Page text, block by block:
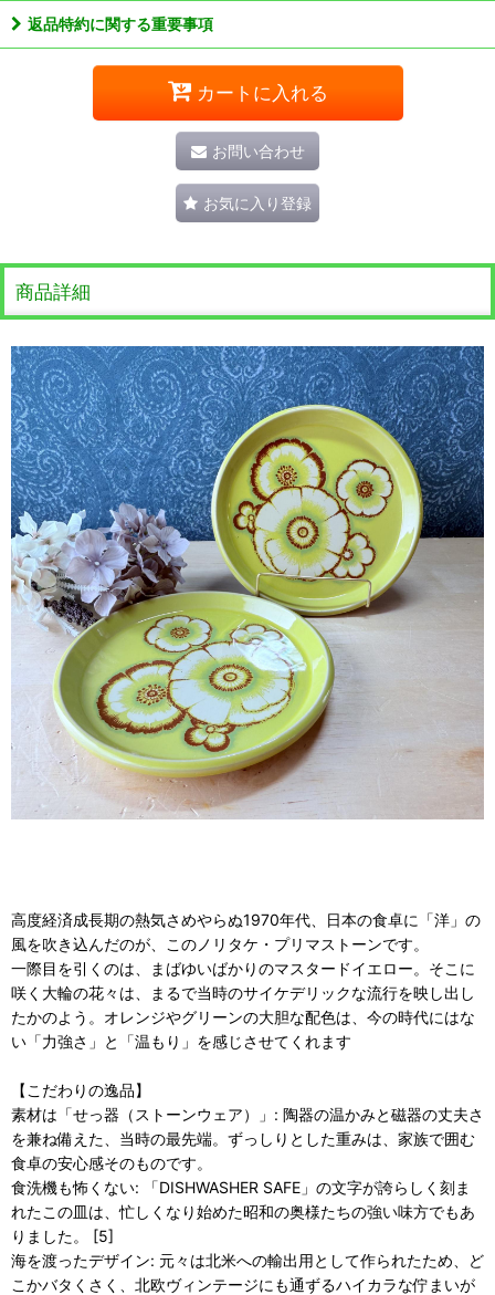
返品特約に関する重要事項
カートに入れる
お問い合わせ
お気に入り登録
商品詳細
高度経済成長期の熱気さめやらぬ1970年代、日本の食卓に「洋」の
風を吹き込んだのが、このノリタケ・プリマストーンです。
一際目を引くのは、まばゆいばかりのマスタードイエロー。そこに
咲く大輪の花々は、まるで当時のサイケデリックな流行を映し出し
たかのよう。オレンジやグリーンの大胆な配色は、今の時代にはな
い「力強さ」と「温もり」を感じさせてくれます
【こだわりの逸品】
素材は「せっ器（ストーンウェア）」: 陶器の温かみと磁器の丈夫さ
を兼ね備えた、当時の最先端。ずっしりとした重みは、家族で囲む
食卓の安心感そのものです。
食洗機も怖くない: 「DISHWASHER SAFE」の文字が誇らしく刻ま
れたこの皿は、忙しくなり始めた昭和の奥様たちの強い味方でもあ
りました。 [5]
海を渡ったデザイン: 元々は北米への輸出用として作られたため、ど
こかバタくさく、北欧ヴィンテージにも通ずるハイカラな佇まいが